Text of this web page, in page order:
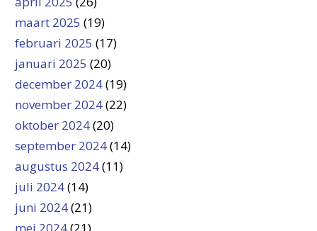
maart 2025 (19)
februari 2025 (17)
januari 2025 (20)
december 2024(19)
november 2024(22)
oktober 2024(20)
september 2024(14)
augustus 2024(11)
juli 2024(14)
juni 2024(21)